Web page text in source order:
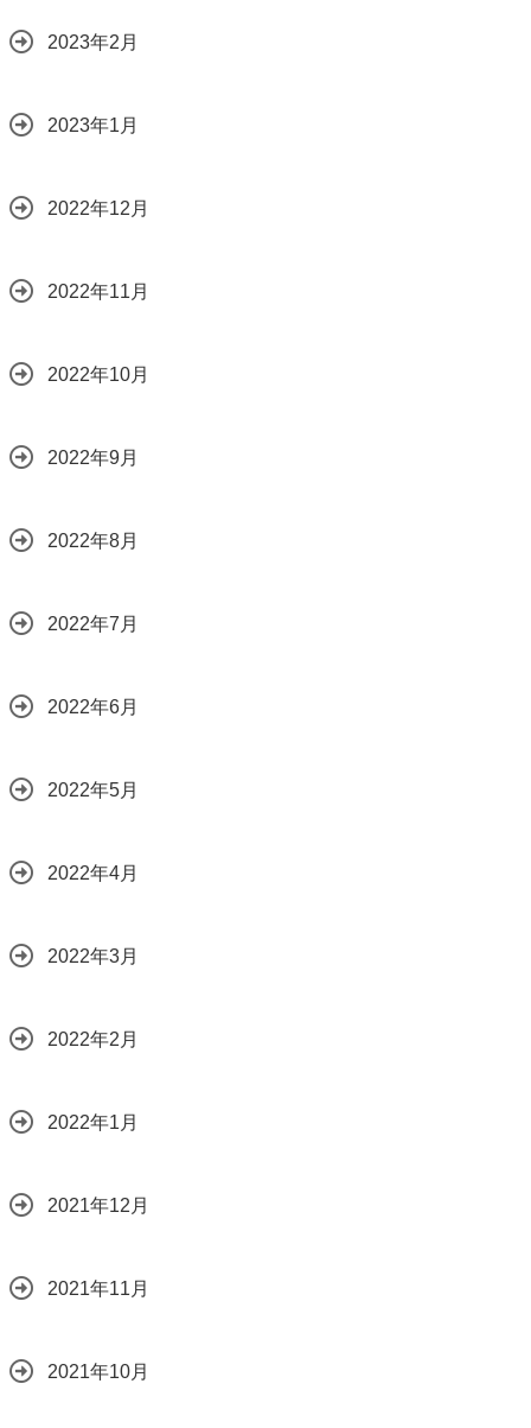
2023年2月
2023年1月
2022年12月
2022年11月
2022年10月
2022年9月
2022年8月
2022年7月
2022年6月
2022年5月
2022年4月
2022年3月
2022年2月
2022年1月
2021年12月
2021年11月
2021年10月